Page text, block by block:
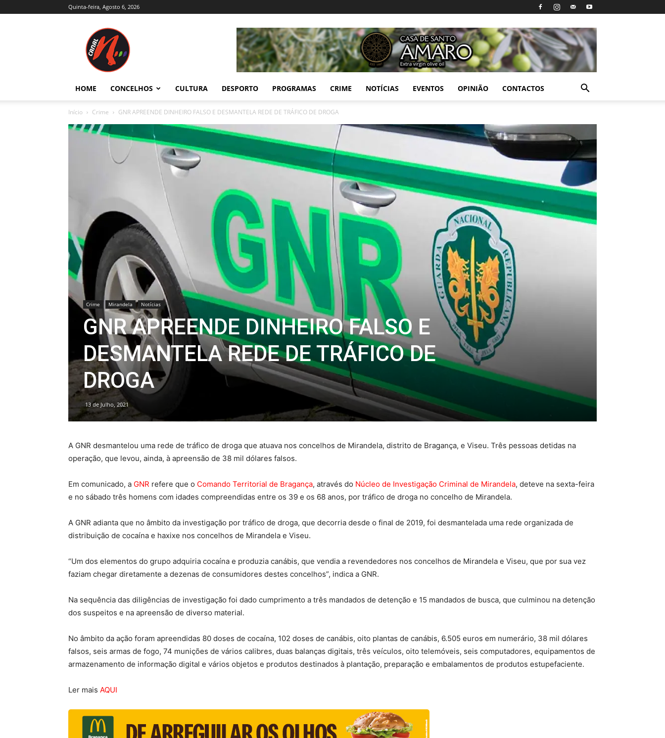
Quinta-feira, Agosto 6, 2026
Trás-
e
Alto
Douro
HOME CONCELHOS CULTURA DESPORTO PROGRAMAS CRIME NOTÍCIAS EVENTOS OPINIÃO CONTACTOS
Início Crime GNR APREENDE DINHEIRO FALSO E DESMANTELA REDE DE TRÁFICO DE DROGA
Crime Mirandela Notícias
GNR APREENDE DINHEIRO FALSO E
DESMANTELA REDE DE TRÁFICO DE
DROGA
13 de Julho, 2021
A GNR desmantelou uma rede de tráfico de droga que atuava nos concelhos de Mirandela, distrito de Bragança, e Viseu. Três pessoas detidas na
operação, que levou, ainda, à apreensão de 38 mil dólares falsos.
Em comunicado, a GNR refere que o Comando Territorial de Bragança, através do Núcleo de Investigação Criminal de Mirandela, deteve na sexta-feira
e no sábado três homens com idades compreendidas entre os 39 e os 68 anos, por tráfico de droga no concelho de Mirandela.
A GNR adianta que no âmbito da investigação por tráfico de droga, que decorria desde o final de 2019, foi desmantelada uma rede organizada de
distribuição de cocaína e haxixe nos concelhos de Mirandela e Viseu.
“Um dos elementos do grupo adquiria cocaína e produzia canábis, que vendia a revendedores nos concelhos de Mirandela e Viseu, que por sua vez
faziam chegar diretamente a dezenas de consumidores destes concelhos”, indica a GNR.
Na sequência das diligências de investigação foi dado cumprimento a três mandados de detenção e 15 mandados de busca, que culminou na detenção
dos suspeitos e na apreensão de diverso material.
No âmbito da ação foram apreendidas 80 doses de cocaína, 102 doses de canábis, oito plantas de canábis, 6.505 euros em numerário, 38 mil dólares
falsos, seis armas de fogo, 74 munições de vários calibres, duas balanças digitais, três veículos, oito telemóveis, seis computadores, equipamentos de
armazenamento de informação digital e vários objetos e produtos destinados à plantação, preparação e embalamentos de produtos estupefaciente.
Ler mais AQUI